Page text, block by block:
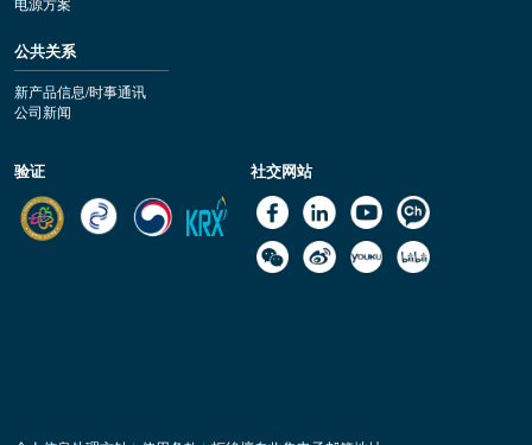
公共关系
新产品信息/时事通讯
公司新闻
验证 社交网站